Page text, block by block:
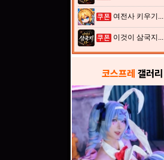
여전사 키우기...
이것이 삼국지...
코스프레 갤러리